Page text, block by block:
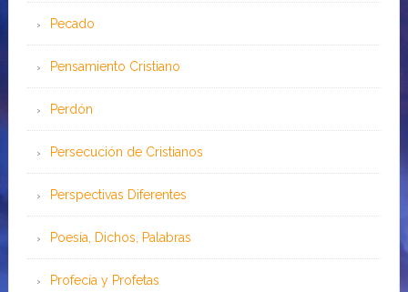
Pecado
Pensamiento Cristiano
Perdón
Persecución de Cristianos
Perspectivas Diferentes
Poesía, Dichos, Palabras
Profecía y Profetas